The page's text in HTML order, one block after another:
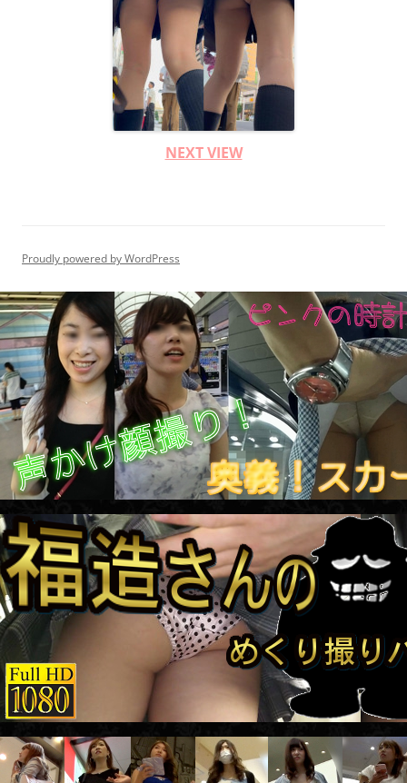
NEXT VIEW
Proudly powered by WordPress